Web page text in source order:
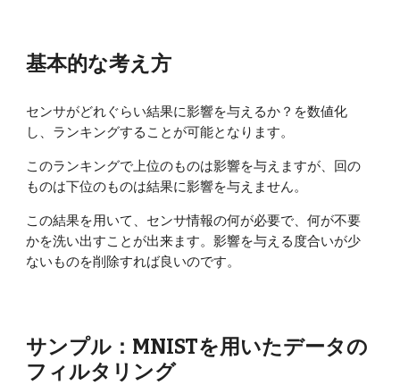
基本的な考え方
センサがどれぐらい結果に影響を与えるか？を数値化
し、ランキングすることが可能となります。
このランキングで上位のものは影響を与えますが、回の
ものは下位のものは結果に影響を与えません。
この結果を用いて、センサ情報の何が必要で、何が不要
かを洗い出すことが出来ます。影響を与える度合いが少
ないものを削除すれば良いのです。
サンプル：MNISTを用いたデータの
フィルタリング